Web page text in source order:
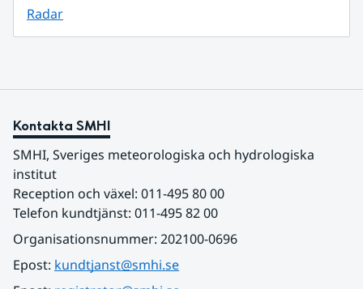
Radar
Kontakta SMHI
SMHI, Sveriges meteorologiska och hydrologiska
institut
Reception och växel: 011-495 80 00
Telefon kundtjänst: 011-495 82 00
Organisationsnummer: 202100-0696
Epost: kundtjanst@smhi.se